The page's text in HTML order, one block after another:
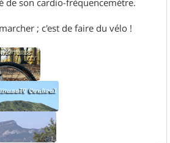
; c'est de faire du vélo !